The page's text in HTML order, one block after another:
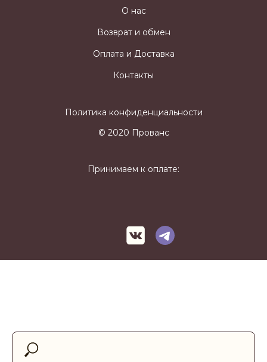
© 2020 Прованс
О нас
Возврат и обмен
Оплата и Доставка
Контакты
Политика конфиденциальности
Принимаем к оплате: